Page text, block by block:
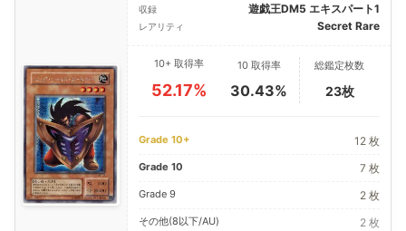
収録 遊戯王DM5 エキスパート1
レアリティ Secret Rare
10+ 取得率
52.17%
10 取得率
30.43%
総鑑定枚数
23枚
Grade 10+ 12 枚
Grade 10 7 枚
Grade 9 2 枚
その他(8以下/AU) 2 枚